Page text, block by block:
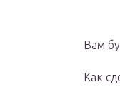
Вам
Как